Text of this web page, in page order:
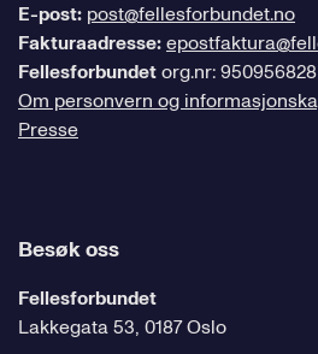
E-post: post@fellesforbundet.no
Fakturaadresse:
Fellesforbundetorg.nr: 950956828
Om personvern og
Presse
Besøk oss
Fellesforbundet
Lakkegata 53, 0187 Oslo